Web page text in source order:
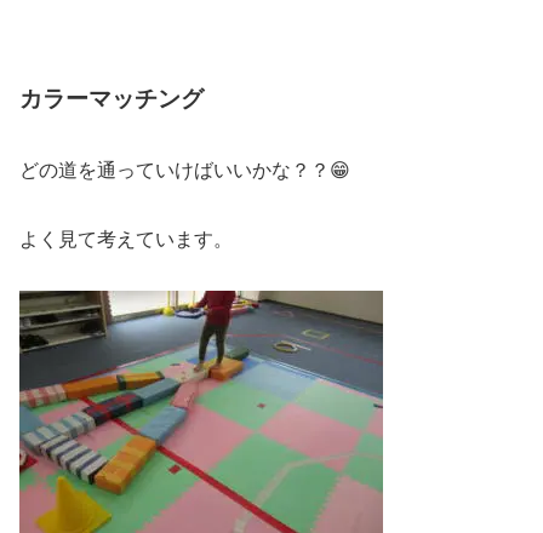
カラーマッチング
どの道を通っていけばいいかな？？😁
よく見て考えています。